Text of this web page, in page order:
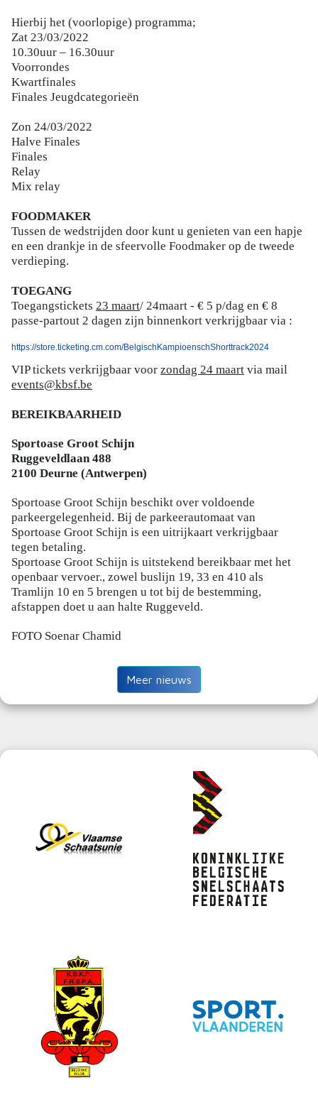
Hierbij het (voorlopige) programma;
Zat 23/03/2022
10.30uur – 16.30uur
Voorrondes
Kwartfinales
Finales Jeugdcategorieën
Zon 24/03/2022
Halve Finales
Finales
Relay
Mix relay
FOODMAKER
Tussen de wedstrijden door kunt u genieten van een hapje
en een drankje in de sfeervolle Foodmaker op de tweede
verdieping.
TOEGANG
Toegangstickets 23 maart/ 24maart - € 5 p/dag en € 8
passe-partout 2 dagen zijn binnenkort verkrijgbaar via :
https://store.ticketing.cm.com/BelgischKampioenschShorttrack2024
VIP tickets verkrijgbaar voor zondag 24 maart via mail
events@kbsf.be
BEREIKBAARHEID
Sportoase Groot Schijn
Ruggeveldlaan 488
2100 Deurne (Antwerpen)
Sportoase Groot Schijn beschikt over voldoende
parkeergelegenheid. Bij de parkeerautomaat van
Sportoase Groot Schijn is een uitrijkaart verkrijgbaar
tegen betaling.
Sportoase Groot Schijn is uitstekend bereikbaar met het
openbaar vervoer., zowel buslijn 19, 33 en 410 als
Tramlijn 10 en 5 brengen u tot bij de bestemming,
afstappen doet u aan halte Ruggeveld.
FOTO Soenar Chamid
Meer nieuws